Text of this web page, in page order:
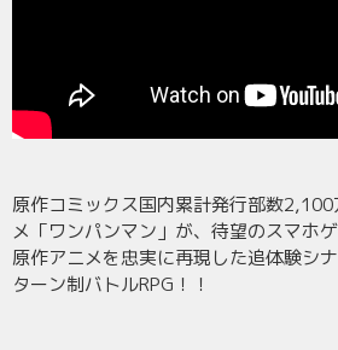
原作コミックス国内累計発行部数
メ「ワンパンマン」が、待望のスマホゲ
原作アニメを忠実に再現した追体験シ
ターン制バトルRPG！！